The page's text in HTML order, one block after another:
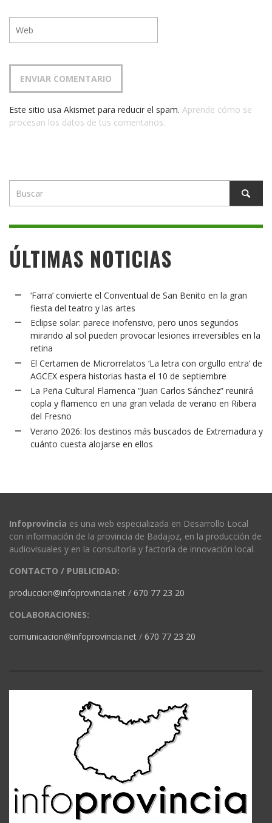
Este sitio usa Akismet para reducir el spam. Aprende cómo se
procesan los datos de tus comentarios.
ÚLTIMAS NOTICIAS
‘Farra’ convierte el Conventual de San Benito en la gran
fiesta del teatro y las artes
Eclipse solar: parece inofensivo, pero unos segundos
mirando al sol pueden provocar lesiones irreversibles en la
retina
El Certamen de Microrrelatos ‘La letra con orgullo entra’ de
AGCEX espera historias hasta el 10 de septiembre
La Peña Cultural Flamenca “Juan Carlos Sánchez” reunirá
copla y flamenco en una gran velada de verano en Ribera
del Fresno
Verano 2026: los destinos más buscados de Extremadura y
cuánto cuesta alojarse en ellos
Infoprovincia es una web especializada en Desarrollo Local
con información de la provincia de Badajoz, en la producción de
audiovisuales y en la consultoría y factoría de innovación local.
CONTACTO / PUBLICIDAD:
produccion@infoprovincia.net / 670 77 23 20
COLABORACIONES:
comunicacion@infoprovincia.net / 670 77 23 20